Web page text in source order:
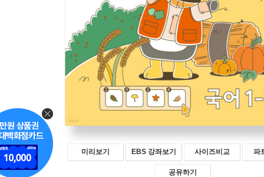
미리보기 EBS 강좌보기 사이즈비교 파
공유하기